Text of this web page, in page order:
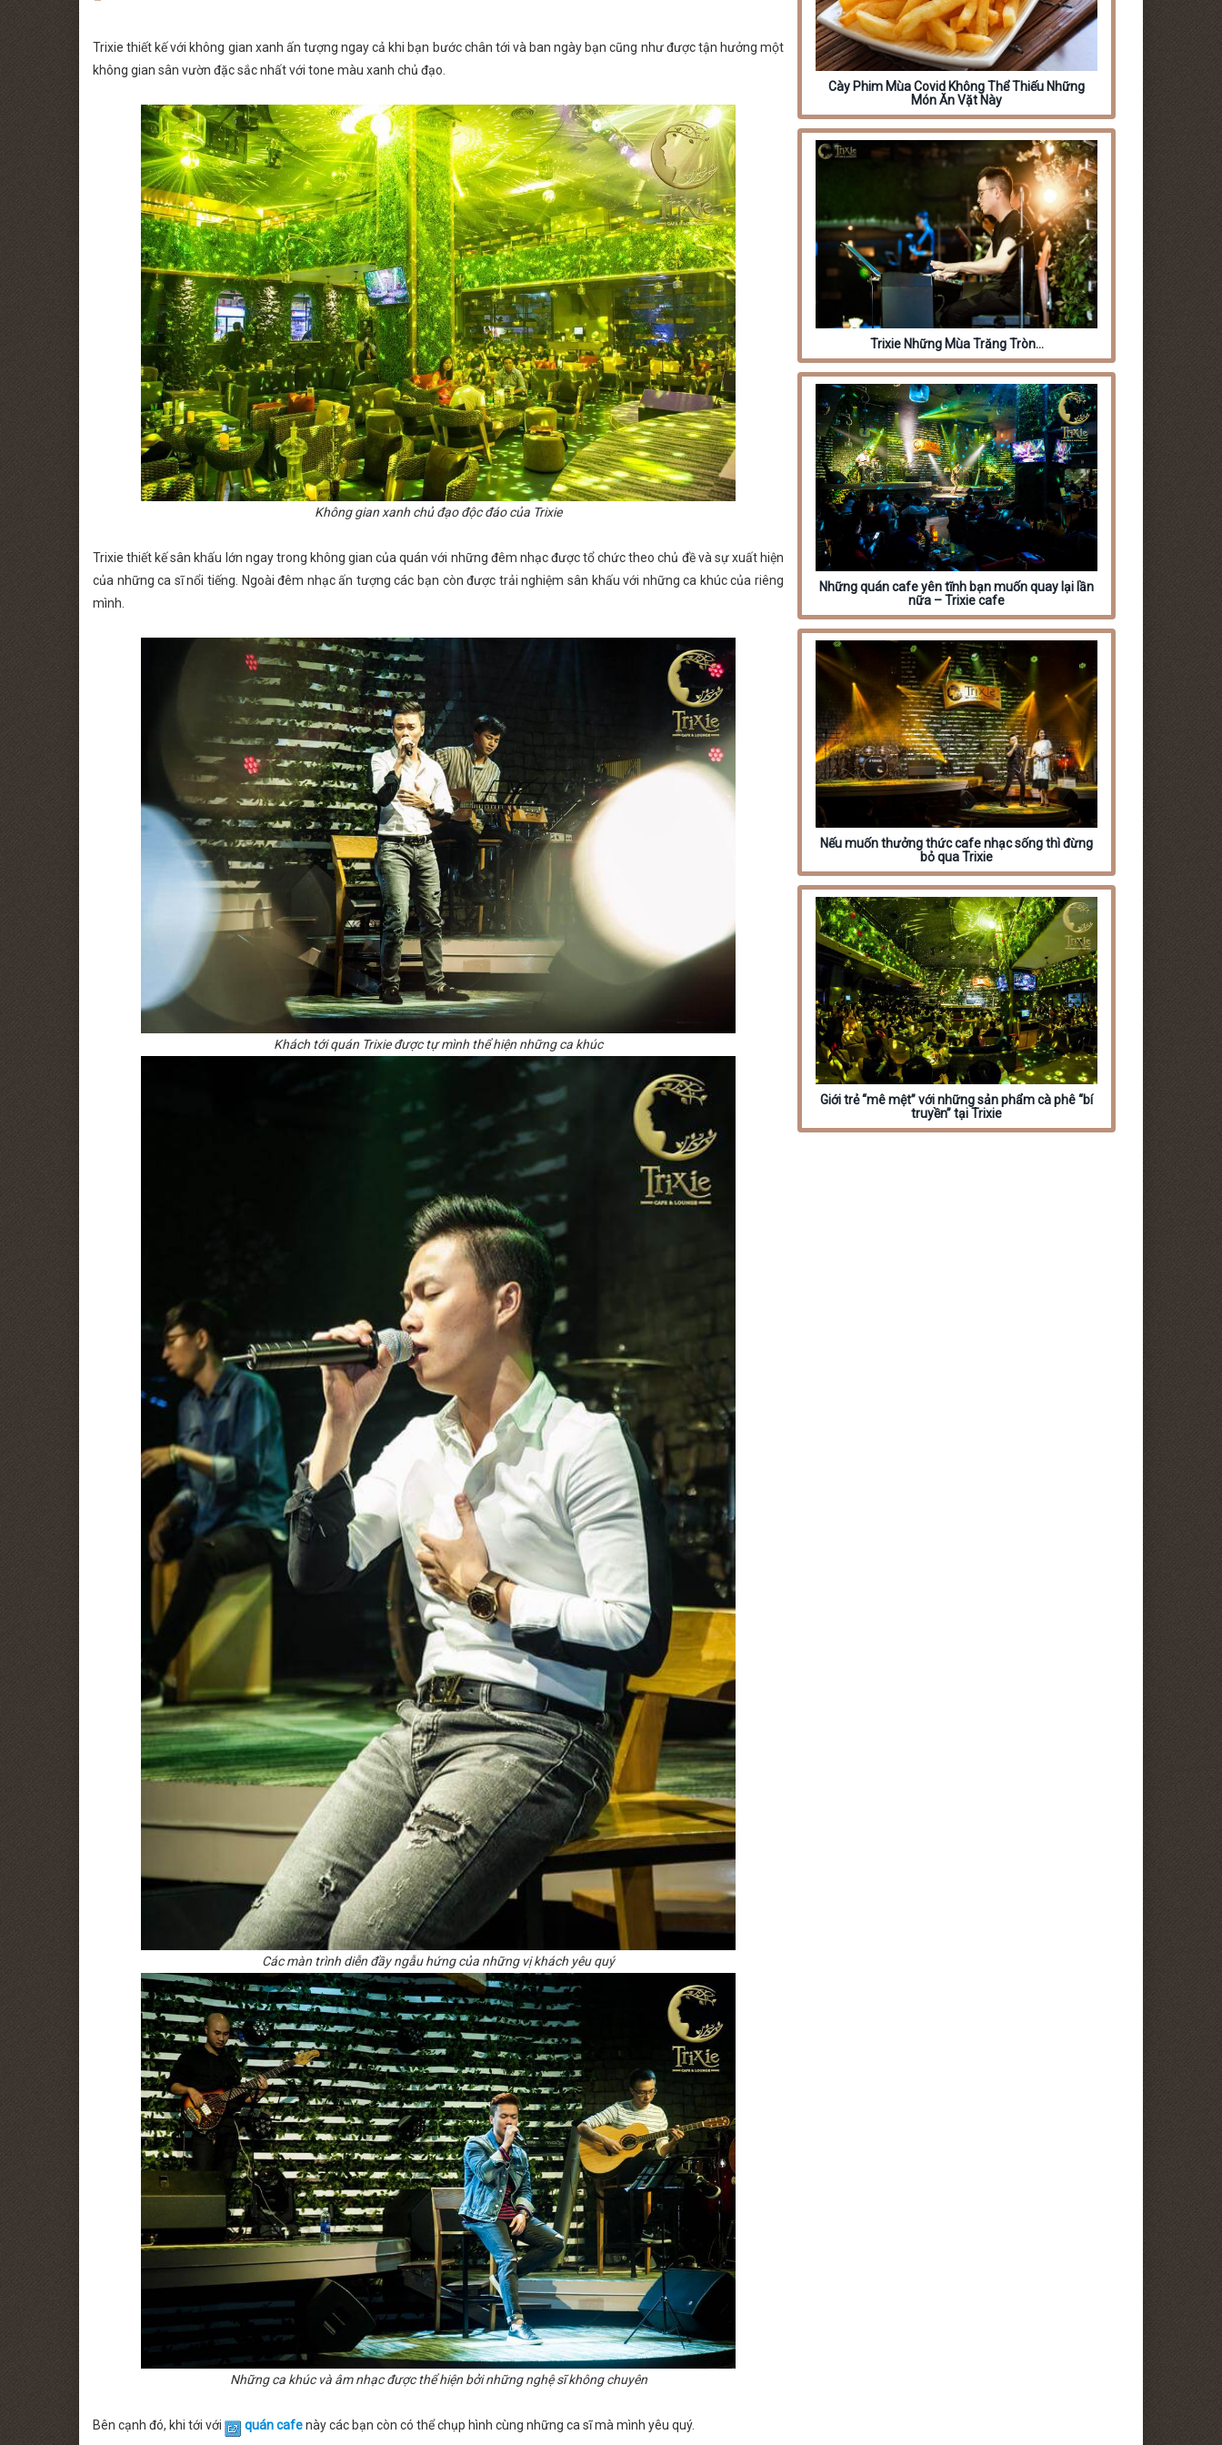
Trixie thiết kế với không gian xanh ấn tượng ngay cả khi bạn bước chân tới và ban ngày bạn cũng như được tận hưởng một
không gian sân vườn đặc sắc nhất với tone màu xanh chủ đạo.
Không gian xanh chủ đạo độc đáo của Trixie
Trixie thiết kế sân khấu lớn ngay trong không gian của quán với những đêm nhạc được tổ chức theo chủ đề và sự xuất hiện
của những ca sĩ nổi tiếng. Ngoài đêm nhạc ấn tượng các bạn còn được trải nghiệm sân khấu với những ca khúc của riêng
mình.
Khách tới quán Trixie được tự mình thể hiện những ca khúc
Các màn trình diễn đầy ngẫu hứng của những vị khách yêu quý
Những ca khúc và âm nhạc được thể hiện bởi những nghệ sĩ không chuyên
Bên cạnh đó, khi tới với quán cafenày các bạn còn có thể chụp hình cùng những ca sĩ mà mình yêu quý.
Cày Phim Mùa Covid Không Thể Thiếu Những
Món Ăn Vặt Này
Trixie Những Mùa Trăng Tròn…
Những quán cafe yên tĩnh bạn muốn quay lại lần
nữa – Trixie cafe
Nếu muốn thưởng thức cafe nhạc sống thì đừng
bỏ qua Trixie
Giới trẻ “mê mệt” với những sản phẩm cà phê “bí
truyền” tại Trixie